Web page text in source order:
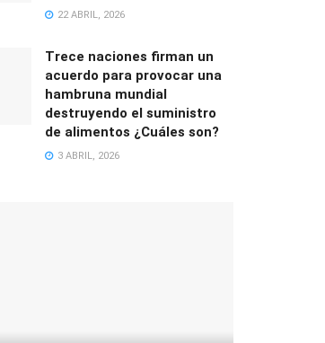
22 ABRIL, 2026
Trece naciones firman un
acuerdo para provocar una
hambruna mundial
destruyendo el suministro
de alimentos ¿Cuáles son?
3 ABRIL, 2026